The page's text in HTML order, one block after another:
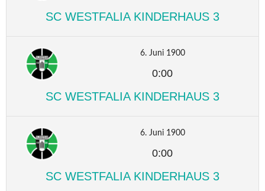
SC WESTFALIA KINDERHAUS 3
6. Juni 1900
0:00
SC WESTFALIA KINDERHAUS 3
6. Juni 1900
0:00
SC WESTFALIA KINDERHAUS 3